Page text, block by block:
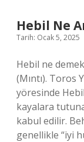
Hebil Ne
Tarih: Ocak 5, 2025
Hebil ne
(Mıntı). Toros
yöresinde
kayalara
kabul edilir.
genellikle “iyi